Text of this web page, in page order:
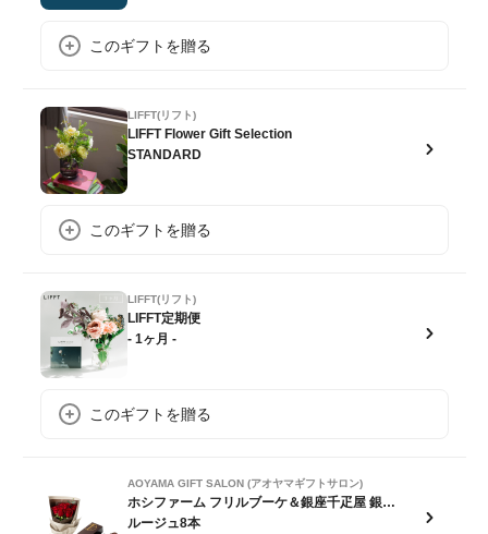
このギフトを贈る
LIFFT(リフト)
LIFFT Flower Gift Selection
STANDARD
このギフトを贈る
LIFFT(リフト)
LIFFT定期便
- 1ヶ月 -
このギフトを贈る
AOYAMA GIFT SALON (アオヤマギフトサロン)
ホシファーム フリルブーケ＆銀座千疋屋 銀座チョコパウンドケーキ
ルージュ8本